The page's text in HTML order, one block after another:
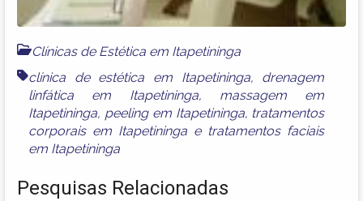
Clínicas de Estética em Itapetininga
clínica de estética em Itapetininga, drenagem
linfática em Itapetininga, massagem em
Itapetininga, peeling em Itapetininga, tratamentos
corporais em Itapetininga e tratamentos faciais
em Itapetininga
Pesquisas Relacionadas